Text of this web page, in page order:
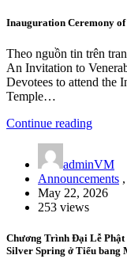
Inauguration Ceremony
Theo nguồn tin trên
An Invitation to
Devotees to attend the
Temple…
Continue reading
adminVM
Announcements ,
May 22, 2026
253 views
Chương Trình Đại Lễ Phật
Silver Spring ở Tiểu bang